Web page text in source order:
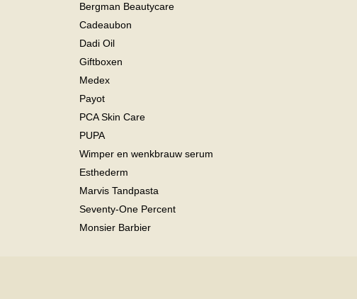
Bergman Beautycare
Cadeaubon
Dadi Oil
Giftboxen
Medex
Payot
PCA Skin Care
PUPA
Wimper en wenkbrauw serum
Esthederm
Marvis Tandpasta
Seventy-One Percent
Monsier Barbier